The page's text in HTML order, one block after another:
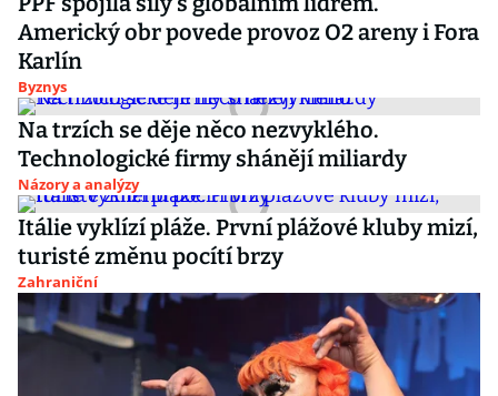
Americký obr povede provoz O2 areny i Fora
Karlín
Byznys
Na trzích se děje něco nezvyklého.
Technologické firmy shánějí miliardy
Názory a analýzy
Itálie vyklízí pláže. První plážové kluby mizí,
turisté změnu pocítí brzy
Zahraniční